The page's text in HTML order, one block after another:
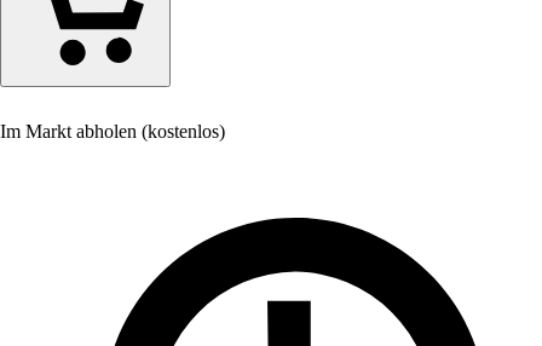
Im Markt abholen (kostenlos)